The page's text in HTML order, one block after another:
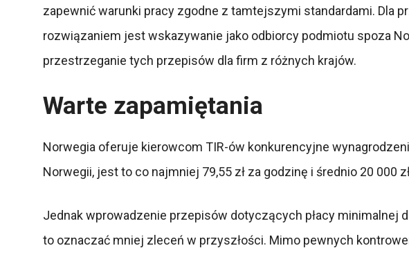
zapewnić warunki pracy zgodne z tamtejszymi standardami. Dla
rozwiązaniem jest wskazywanie jako odbiorcy podmiotu spoza
przestrzeganie tych przepisów dla firm z różnych krajów.
Warte zapamiętania
Norwegia oferuje kierowcom TIR-ów konkurencyjne
Norwegii, jest to co najmniej 79,55 zł za godzinę i średnio 20 000
Jednak wprowadzenie przepisów dotyczących płacy minimalnej
to oznaczać mniej zleceń w przyszłości. Mimo pewnych